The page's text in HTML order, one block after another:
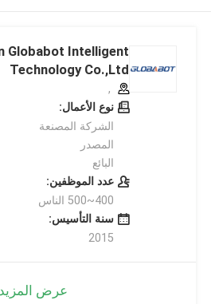
Globabot Intelligent
Technology Co.,Ltd
,
نوع الأعمال:
الشركة المصنعة
المصدر
البائع
عدد الموظفين:
400~500 الناس
سنة التأسيس:
2015
عرض المزيد